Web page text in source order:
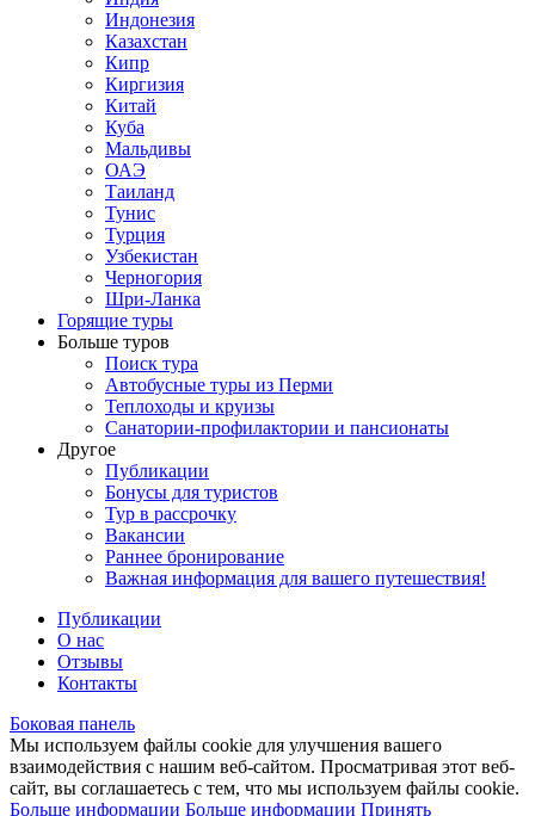
Индонезия
Казахстан
Кипр
Киргизия
Китай
Куба
Мальдивы
ОАЭ
Таиланд
Тунис
Турция
Узбекистан
Черногория
Шри-Ланка
Горящие туры
Больше туров
Поиск тура
Автобусные туры из Перми
Теплоходы и круизы
Санатории-профилактории и пансионаты
Другое
Публикации
Бонусы для туристов
Тур в рассрочку
Вакансии
Раннее бронирование
Важная информация для вашего путешествия!
Публикации
О нас
Отзывы
Контакты
Боковая панель
Мы используем файлы cookie для улучшения вашего
взаимодействия с нашим веб-сайтом. Просматривая этот веб-
сайт, вы соглашаетесь с тем, что мы используем файлы cookie.
Больше информации Больше информации Принять